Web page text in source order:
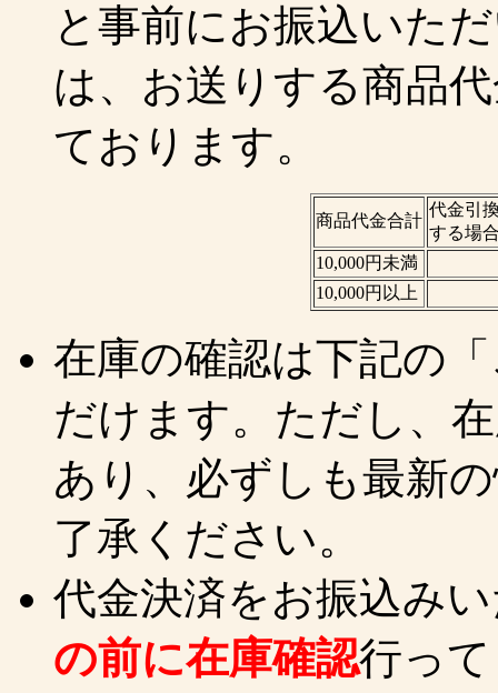
と事前にお振込いた
は、お送りする商品
ております。
商品代金合計
代金引
する場
10,000円未満
10,000円以上
在庫の確認は下記の
だけます。ただし、
あり、必ずしも最新
了承ください。
代金決済をお振込み
の前に在庫確認行っ